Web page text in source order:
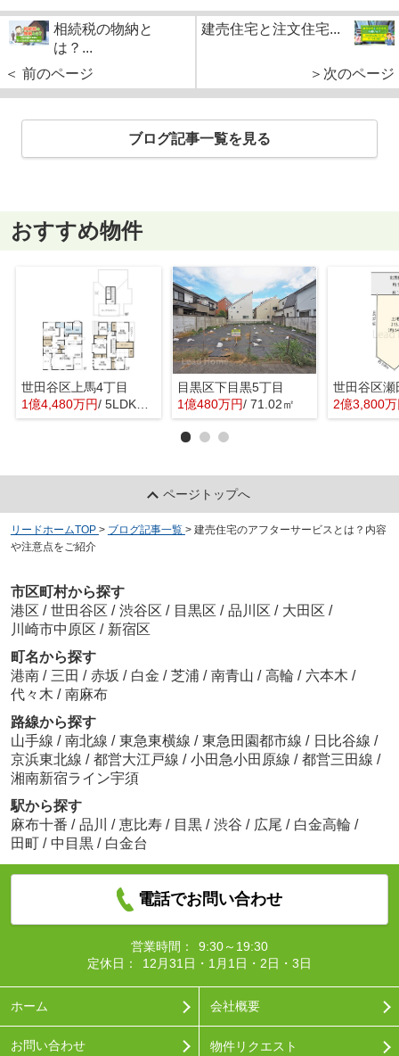
相続税の物納と
は？...
＜ 前のページ
建売住宅と注文住宅...
＞次のページ
ブログ記事一覧を見る
おすすめ物件
世田谷区上馬4丁目
1億4,480万円/ 5LDK＋1S(納戸)
目黒区下目黒5丁目
1億480万円/ 71.02㎡
世田谷区瀬
2億3,800
ページトップへ
リードホームTOP > ブログ記事一覧 > 建売住宅のアフターサービスとは？内容
や注意点をご紹介
市区町村から探す
港区 / 世田谷区 / 渋谷区 / 目黒区 / 品川区 / 大田区 /
川崎市中原区 / 新宿区
町名から探す
港南 / 三田 / 赤坂 / 白金 / 芝浦 / 南青山 / 高輪 / 六本木 /
代々木 / 南麻布
路線から探す
山手線 / 南北線 / 東急東横線 / 東急田園都市線 / 日比谷線 /
京浜東北線 / 都営大江戸線 / 小田急小田原線 / 都営三田線 /
湘南新宿ライン宇須
駅から探す
麻布十番 / 品川 / 恵比寿 / 目黒 / 渋谷 / 広尾 / 白金高輪 /
田町 / 中目黒 / 白金台
電話でお問い合わせ
営業時間：
9:30～19:30
定休日：
12月31日・1月1日・2日・3日
ホーム 会社概要
お問い合わせ 物件リクエスト